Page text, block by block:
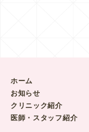
ホーム
お知らせ
クリニック紹介
医師・スタッフ紹介